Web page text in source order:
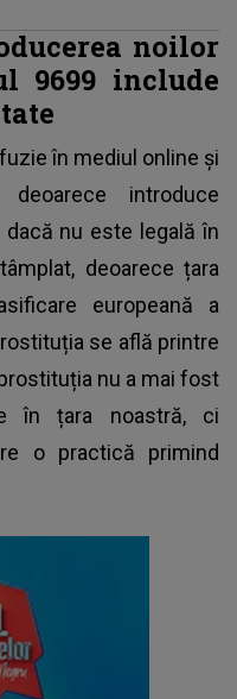
noilor
9699 include
în mediul online și
introduce
nu este legală în
deoarece țara
europeană a
se află printre
nu a mai fost
în țara noastră, ci
o practică primind